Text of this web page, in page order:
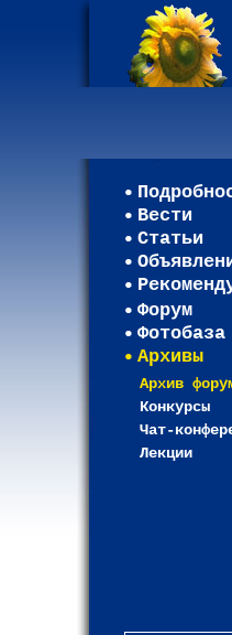
Вести
Статьи
Форум
Фотобаза
Архивы
Архив
Конкурсы
Чат-
Лекции